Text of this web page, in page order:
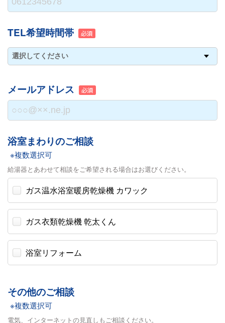
TEL希望時間帯
メールアドレス
浴室まわりのご相談
※複数選択可
給湯器とあわせて相談をご希望される場合はお選びください。
ガス温水浴室暖房乾燥機 カワック
ガス衣類乾燥機 乾太くん
浴室リフォーム
その他のご相談
※複数選択可
電気、インターネットの見直しもご相談ください。